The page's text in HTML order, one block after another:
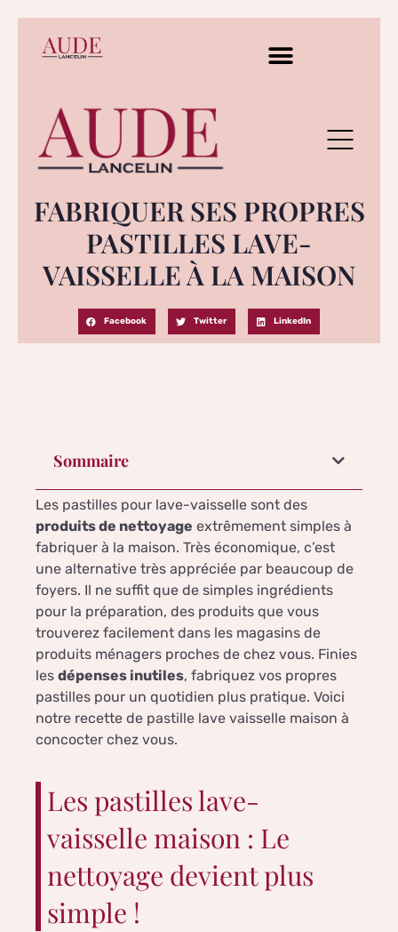
FABRIQUER SES PROPRES
PASTILLES LAVE-
VAISSELLE À LA MAISON
Facebook Twitter LinkedIn
Sommaire
Les pastilles pour lave-vaisselle sont des
produits de nettoyage extrêmement simples à
fabriquer à la maison. Très économique, c’est
une alternative très appréciée par beaucoup de
foyers. Il ne suffit que de simples ingrédients
pour la préparation, des produits que vous
trouverez facilement dans les magasins de
produits ménagers proches de chez vous. Finies
les dépenses inutiles, fabriquez vos propres
pastilles pour un quotidien plus pratique. Voici
notre recette de pastille lave vaisselle maison à
concocter chez vous.
Les pastilles lave-
vaisselle maison : Le
nettoyage devient plus
simple !